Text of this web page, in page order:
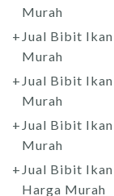
Murah
Jual Bibit
Murah
Jual Bibit
Murah
Jual Bibit
Murah
Jual Bibit
Harga Murah